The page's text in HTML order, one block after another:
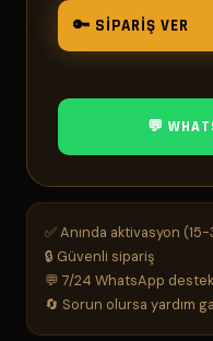
🔑 SIPARIŞ VER
💬
✅ Anında aktivasyon
🔒 Güvenli sipariş
💬 7/24 WhatsApp destek
🔄 Sorun olursa yardım